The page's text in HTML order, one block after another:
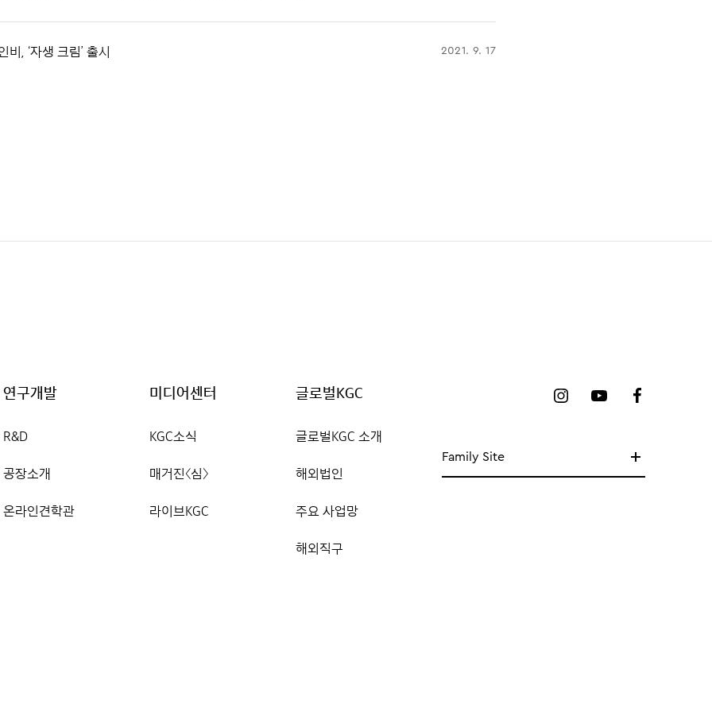
비, ‘자생 크림’ 출시 2021. 9. 17
연구개발
R&D
공장소개
온라인견학관
미디어센터
KGC소식
매거진〈심〉
라이브KGC
글로벌KGC
글로벌KGC 소개
해외법인
주요 사업망
해외직구
Family Site